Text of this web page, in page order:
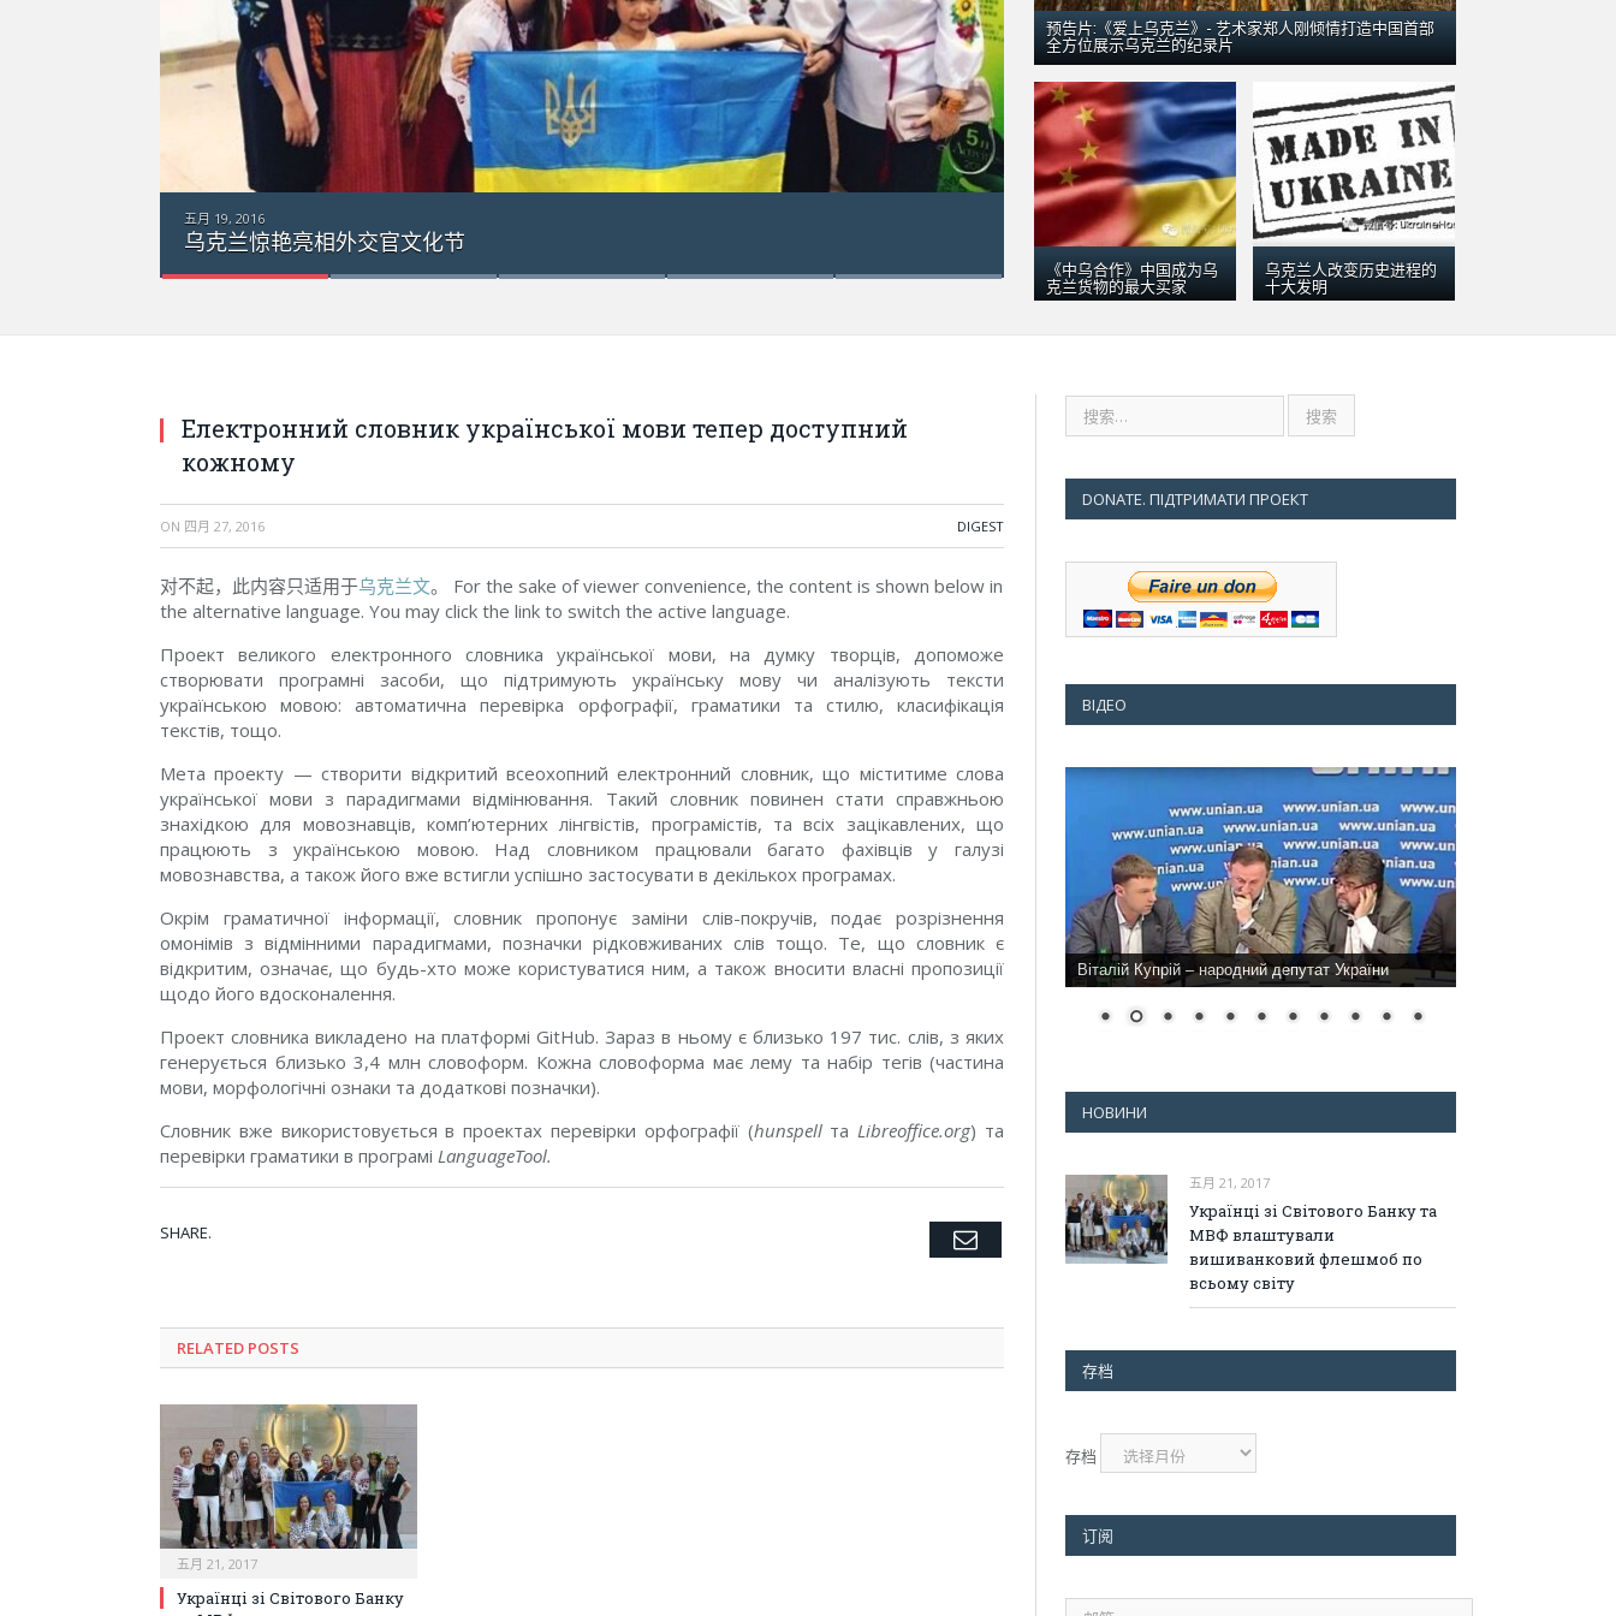
乌克兰“梦幻”运输机在澳大利亚：引数千群众围观
预告片:《爱上乌克兰》- 艺术家郑人刚倾情打造中国首部
全方位展示乌克兰的纪录片
《中乌合作》中国成为乌
克兰货物的最大买家
乌克兰人改变历史进程的
十大发明
Електронний словник української мови тепер доступний
кожному
ON 四月 27, 2016 DIGEST
对不起，此内容只适用于乌克兰文。 For the sake of viewer convenience, the content is shown below in
the alternative language. You may click the link to switch the active language.
Проект великого електронного словника української мови, на думку творців, допоможе
створювати програмні засоби, що підтримують українську мову чи аналізують тексти
українською мовою: автоматична перевірка орфографії, граматики та стилю, класифікація
текстів, тощо.
Мета проекту — створити відкритий всеохопний електронний словник, що міститиме слова
української мови з парадигмами відмінювання. Такий словник повинен стати справжньою
знахідкою для мовознавців, комп’ютерних лінгвістів, програмістів, та всіх зацікавлених, що
працюють з українською мовою. Над словником працювали багато фахівців у галузі
мовознавства, а також його вже встигли успішно застосувати в декількох програмах.
Окрім граматичної інформації, словник пропонує заміни слів-покручів, подає розрізнення
омонімів з відмінними парадигмами, позначки рідковживаних слів тощо. Те, що словник є
відкритим, означає, що будь-хто може користуватися ним, а також вносити власні пропозиції
щодо його вдосконалення.
Проект словника викладено на платформі GitHub. Зараз в ньому є близько 197 тис. слів, з яких
генерується близько 3,4 млн словоформ. Кожна словоформа має лему та набір тегів (частина
мови, морфологічні ознаки та додаткові позначки).
Словник вже використовується в проектах перевірки орфографії (hunspellтаLibreoffice.org) та
перевірки граматики в програмі LanguageTool.
SHARE. Twitter
Facebook
Google+
Pinterest
LinkedIn
TumblrEmail
RELATED POSTS
五月 21, 2017
Українці зі Світового Банку
DONATE. ПІДТРИМАТИ ПРОЕКТ
ВІДЕО
Віталій Купрій – народний депутат України
НОВИНИ
五月 21, 2017
Українці зі Світового Банку та
МВФ влаштували
вишиванковий флешмоб по
всьому світу
存档
存档
订阅